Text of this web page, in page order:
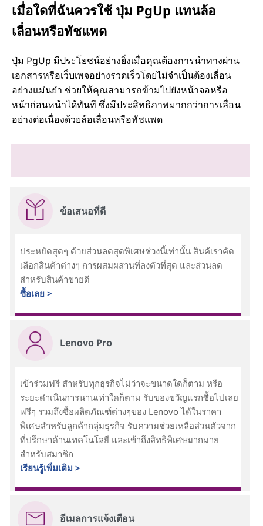
เมื่อใดที่ฉันควรใช้ ปุ่ม PgUp แทนล้อ
เลื่อนหรือทัชแพด
ปุ่ม PgUp มีประโยชน์อย่างยิ่งเมื่อคุณต้องการนำทางผ่าน
เอกสารหรือเว็บเพจอย่างรวดเร็วโดยไม่จำเป็นต้องเลื่อน
อย่างแม่นยำ ช่วยให้คุณสามารถข้ามไปยังหน้าจอหรือ
หน้าก่อนหน้าได้ทันที ซึ่งมีประสิทธิภาพมากกว่าการเลื่อน
อย่างต่อเนื่องด้วยล้อเลื่อนหรือทัชแพด
ข้อเสนอที่ดี
ประหยัดสุดๆ ด้วยส่วนลดสุดพิเศษช่วงนี้เท่านั้น สินค้เราคัด
เลือกสินค้าต่างๆ การผสมผสานที่ลงตัวที่สุด และส่วนลด
สำหรับสินค้าขายดี
ซื้อเลย >
Lenovo Pro
เข้าร่วมฟรี สำหรับทุกธุรกิจไม่ว่าจะขนาดใดก็ตาม หรือ
ระยะดำเนินการนานเท่าใดก็ตาม รับของขวัญแรกซื้อไปเลย
ฟรีๆ รวมถึงซื้อผลิตภัณฑ์ต่างๆของ Lenovo ได้ในราคา
พิเศษสำหรับลูกค้ากลุ่มธุรกิจ รับความช่วยเหลือส่วนตัวจาก
ที่ปรึกษาด้านเทคโนโลยี และเข้าถึงสิทธิพิเศษมากมาย
สำหรับสมาชิก
เรียนรู้เพิ่มเติม >
อีเมลการแจ้งเตือน